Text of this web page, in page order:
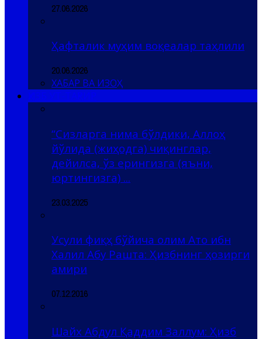
27.06.2026
Ҳафталик муҳим воқеалар таҳлили
20.06.2026
ХАБАР ВА ИЗОҲ
“Сизларга нима бўлдики, Аллоҳ
йўлида (жиҳодга) чиқинглар,
дейилса, ўз ерингизга (яъни,
юртингизга) ...
23.03.2025
Усули фиқҳ бўйича олим Ато ибн
Халил Абу Рашта: Ҳизбнинг ҳозирги
амири
07.12.2016
Шайх Абдул Қаддим Заллум: Ҳизб